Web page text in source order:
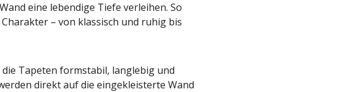
eine lebendige Tiefe verleihen. So
– von klassisch und ruhig bis
Tapeten formstabil, langlebig und
direkt auf die eingekleisterte Wand